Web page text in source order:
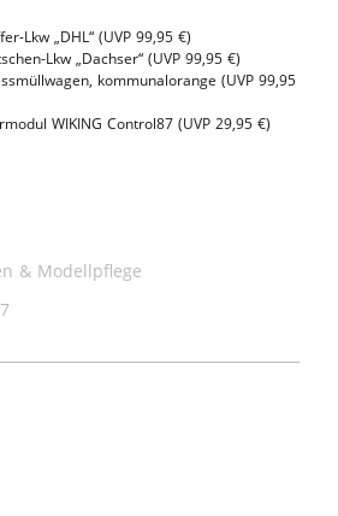
Lkw „DHL“ (UVP 99,95 €)
Lkw „Dachser“ (UVP 99,95 €)
kommunalorange (UVP 99,95
WIKING Control87 (UVP 29,95 €)
& Modellpflege